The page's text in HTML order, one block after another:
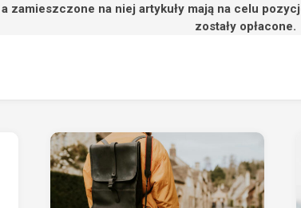
zamieszczone na niej artykuły mają na celu
zostały opłacone.